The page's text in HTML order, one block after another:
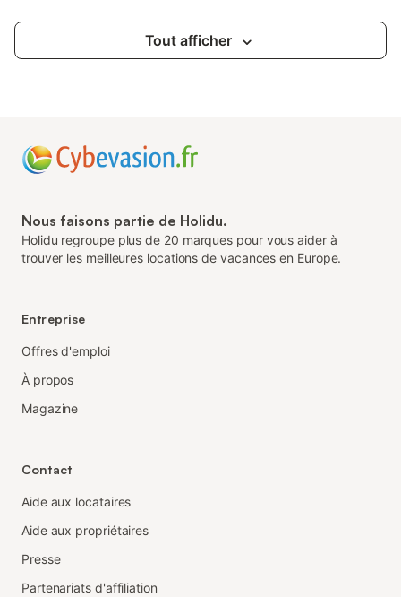
Tout afficher
Nous faisons partie de Holidu.
Holidu regroupe plus de 20 marques pour vous aider à
trouver les meilleures locations de vacances en Europe.
Entreprise
Offres d'emploi
À propos
Magazine
Contact
Aide aux locataires
Aide aux propriétaires
Presse
Partenariats d'affiliation